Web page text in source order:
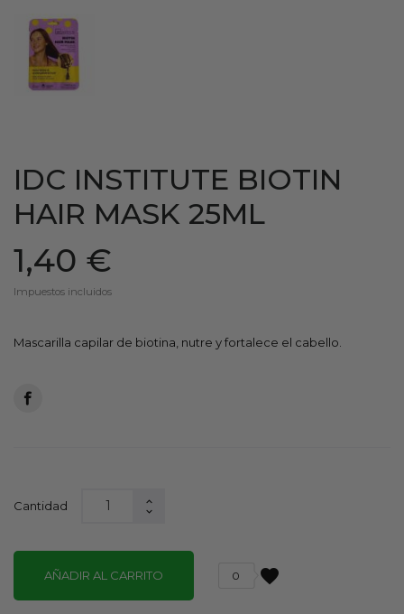
IDC INSTITUTE BIOTIN
HAIR MASK 25ML
1,40 €
Impuestos incluidos
Mascarilla capilar de biotina, nutre y fortalece el cabello.
Cantidad
AÑADIR AL CARRITO favorite
0